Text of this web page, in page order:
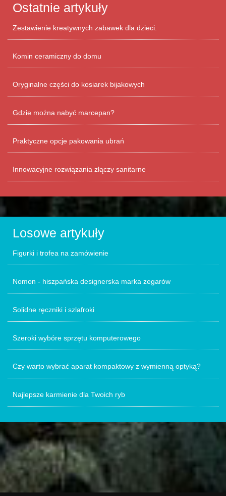
Ostatnie artykuły
Zestawienie kreatywnych zabawek dla dzieci.
Komin ceramiczny do domu
Oryginalne części do kosiarek bijakowych
Gdzie można nabyć marcepan?
Praktyczne opcje pakowania ubrań
Innowacyjne rozwiązania złączy sanitarne
Losowe artykuły
Figurki i trofea na zamówienie
Nomon - hiszpańska designerska marka zegarów
Solidne ręczniki i szlafroki
Szeroki wybóre sprzętu komputerowego
Czy warto wybrać aparat kompaktowy z wymienną optyką?
Najlepsze karmienie dla Twoich ryb